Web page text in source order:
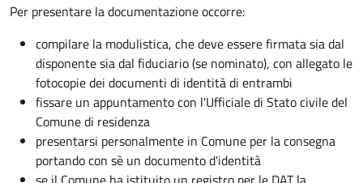
Per presentare la documentazione occorre:
compilare la modulistica, che deve essere firmata sia dal
disponente sia dal fiduciario (se nominato), con allegato le
fotocopie dei documenti di identità di entrambi
fissare un appuntamento con l'Ufficiale di Stato civile del
Comune di residenza
presentarsi personalmente in Comune per la consegna
portando con sè un documento d'identità